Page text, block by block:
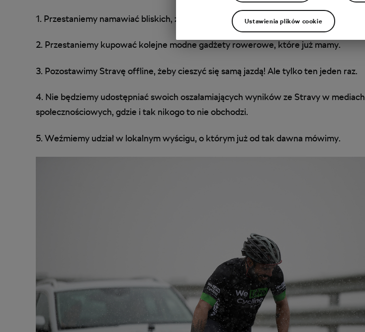
1. Przestaniemy namawiać bliskich, żeby dołączyli do nas na rower.
2. Przestaniemy kupować kolejne modne gadżety rowerowe, które już mamy.
3. Pozostawimy Stravę offline, żeby cieszyć się samą jazdą! Ale tylko ten jeden raz.
4. Nie będziemy udostępniać swoich oszałamiających wyników ze Stravy w mediach
społecznościowych, gdzie i tak nikogo to nie obchodzi.
5. Weźmiemy udział w lokalnym wyścigu, o którym już od tak dawna mówimy.
Ustawienia plików cookie